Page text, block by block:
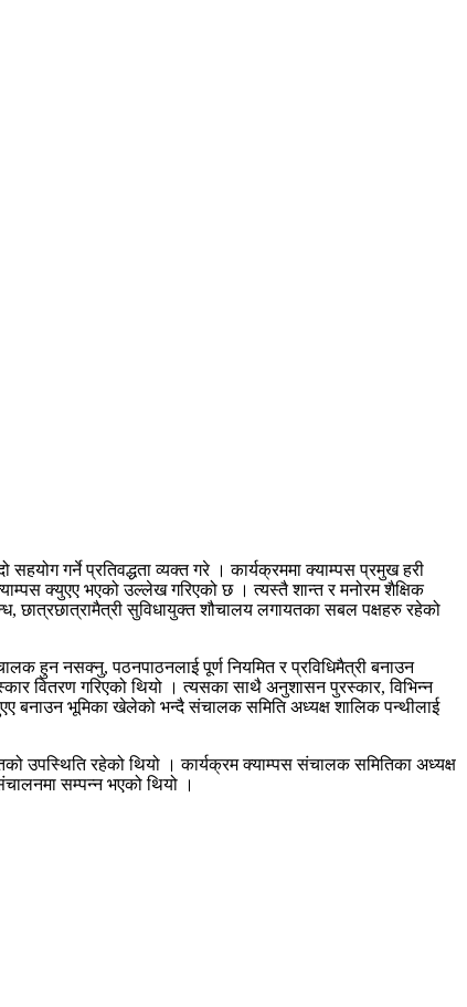
गर्ने प्रतिवद्धता व्यक्त गरे । कार्यक्रममा क्याम्पस प्रमुख हरी
क्युएए भएको उल्लेख गरिएको छ । त्यस्तै शान्त र मनोरम शैक्षिक
छात्रछात्रामैत्री सुविधायुक्त शौचालय लगायतका सबल पक्षहरु रहेको
हुन नसक्नु, पठनपाठनलाई पूर्ण नियमित र प्रविधिमैत्री बनाउन
वितरण गरिएको थियो । त्यसका साथै अनुशासन पुरस्कार, विभिन्न
बनाउन भूमिका खेलेको भन्दै संचालक समिति अध्यक्ष शालिक पन्थीलाई
उपस्थिति रहेको थियो । कार्यक्रम क्याम्पस संचालक समितिका अध्यक्ष
सम्पन्न भएको थियो ।